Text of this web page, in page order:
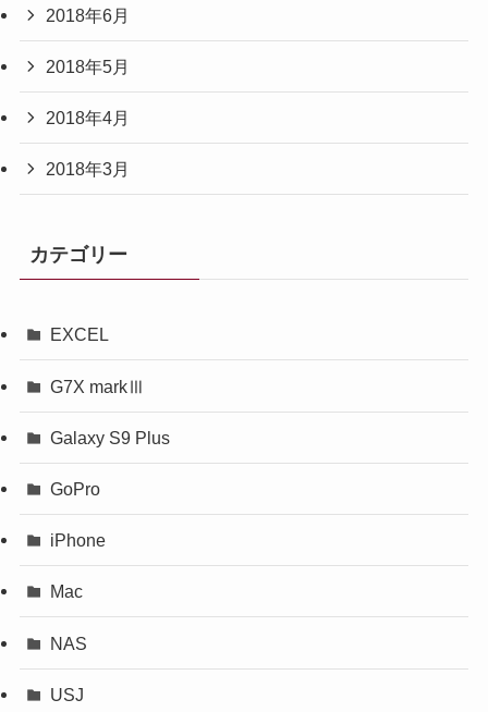
2018年6月
2018年5月
2018年4月
2018年3月
カテゴリー
EXCEL
G7X markⅢ
Galaxy S9 Plus
GoPro
iPhone
Mac
NAS
USJ